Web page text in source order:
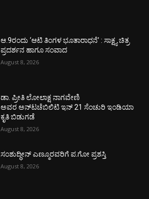
ಆ.9ರಂದು ‘ಆಟಿ ತಿಂಗಳ ಭೂತಾರಾಧನೆ’ : ಸಾಕ್ಷ್ಯ ಚಿತ್ರ
ಪ್ರದರ್ಶನ ಹಾಗೂ ಸಂವಾದ
August 8, 2026
ಡಾ. ಪ್ರೀತಿ ಲೋಲಾಕ್ಷ ನಾಗವೇಣಿ
ಅವರ ಅನ್‌ಟಚೆಬಿಲಿಟಿ ಇನ್ 21 ಸೆಂಚುರಿ ಇಂಡಿಯಾ
ಕೃತಿ ಬಿಡುಗಡೆ
August 8, 2026
ಸಂಶುದ್ಧೀನ್ ಎಣ್ಮೂರವರಿಗೆ ಪ.ಗೋ ಪ್ರಶಸ್ತಿ
August 8, 2026